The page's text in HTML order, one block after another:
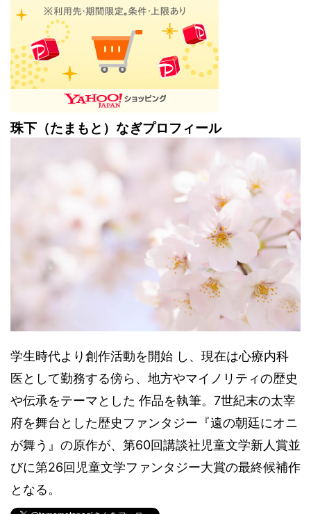
珠下（たまもと）なぎプロフィール
学生時代より創作活動を開始 し、現在は心療内科
医として勤務する傍ら、地方やマイノリティの歴史
や伝承をテーマとした 作品を執筆。7世紀末の太宰
府を舞台とした歴史ファンタジー『遠の朝廷にオニ
が舞う』の原作が、第60回講談社児童文学新人賞並
びに第26回児童文学ファンタジー大賞の最終候補作
となる。